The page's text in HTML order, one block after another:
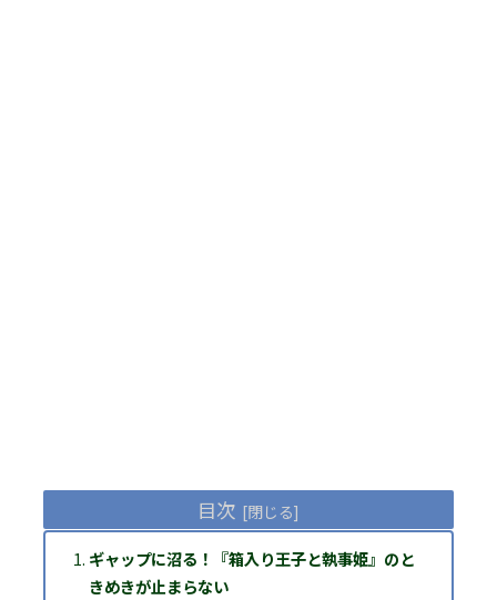
目次
ギャップに沼る！『箱入り王子と執事姫』のと
きめきが止まらない